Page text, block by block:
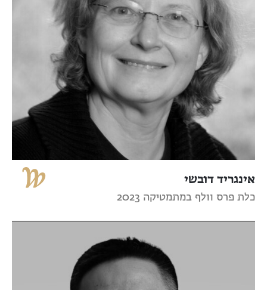
אינגריד דובשי
כלת פרס וולף במתמטיקה 2023